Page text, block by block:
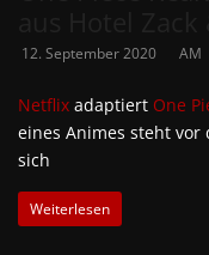
12. September 2020 AM
Netflix adaptiert One
eines Animes steht vor
sich
Weiterlesen